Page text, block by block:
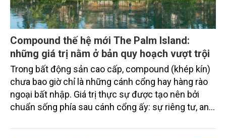
Compound thế hệ mới The Palm Island:
những giá trị nằm ở bản quy hoạch vượt trội
Trong bất động sản cao cấp, compound (khép kín)
chưa bao giờ chỉ là những cánh cổng hay hàng rào
ngoại bất nhập. Giá trị thực sự được tạo nên bởi
chuẩn sống phía sau cánh cổng ấy: sự riêng tư, an
vụ được thiết kế dành riêng cho họ.